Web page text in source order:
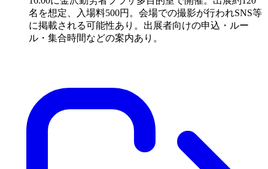
名を想定、入場料500円。会場での撮影が行われSNS等
に掲載される可能性あり。出展者向けの申込・ルー
ル・集合時間などの案内あり。